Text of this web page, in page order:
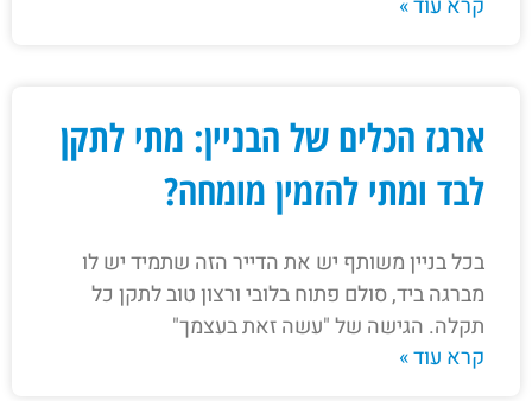
ארגז הכלים של הבניין: מתי לתקן
לבד ומתי להזמין מומחה?
בכל בניין משותף יש את הדייר הזה שתמיד יש לו
מברגה ביד, סולם פתוח בלובי ורצון טוב לתקן כל
תקלה. הגישה של "עשה זאת בעצמך"
קרא עוד »